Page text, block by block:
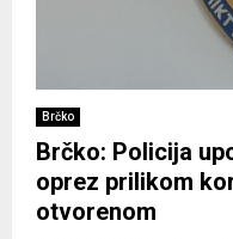
Brčko
Brčko: Policija
oprez prilikom
otvorenom